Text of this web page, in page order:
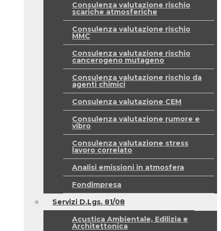
Consulenza valutazione rischio
scariche atmosferiche
Consulenza valutazione rischio
MMC
Consulenza valutazione rischio
cancerogeno mutageno
Consulenza valutazione rischio da
agenti chimici
Consulenza valutazione CEM
Consulenza valutazione rumore e
vibro
Consulenza valutazione stress
lavoro correlato
Analisi emissioni in atmosfera
Fondimpresa
Servizi D.Lgs. 81/08
Acustica Ambientale, Edilizia e
Architettonica